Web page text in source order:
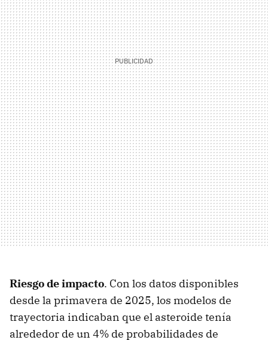
Riesgo de impacto. Con los datos disponibles
desde la primavera de 2025, los modelos de
trayectoria indicaban que el asteroide tenía
alrededor de un 4% de probabilidades de